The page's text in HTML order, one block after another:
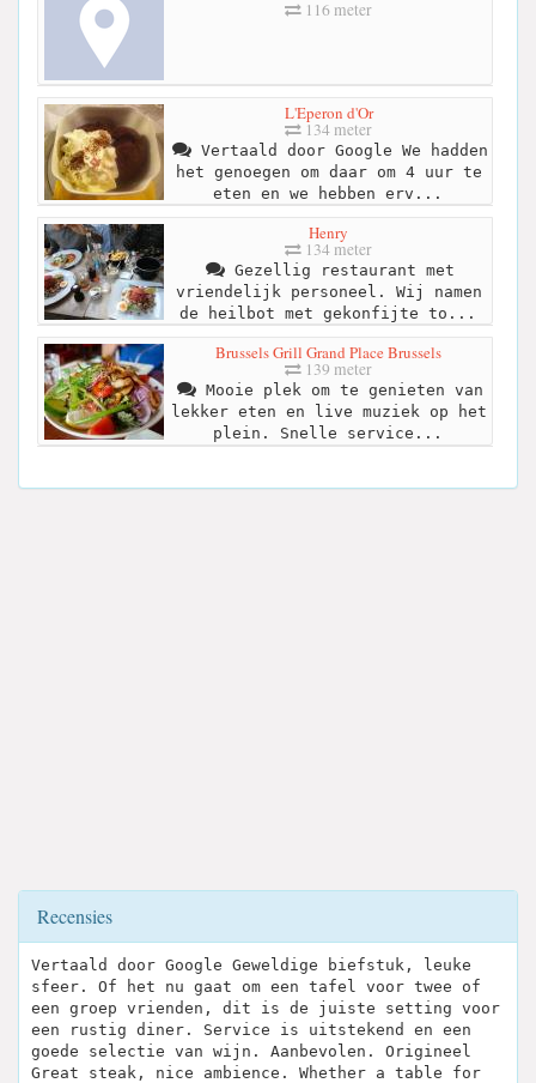
116 meter
L'Eperon d'Or
134 meter
Vertaald door Google We hadden
het genoegen om daar om 4 uur te
eten en we hebben erv...
Henry
134 meter
Gezellig restaurant met
vriendelijk personeel. Wij namen
de heilbot met gekonfijte to...
Brussels Grill Grand Place Brussels
139 meter
Mooie plek om te genieten van
lekker eten en live muziek op het
plein. Snelle service...
Recensies
Vertaald door Google Geweldige biefstuk, leuke
sfeer. Of het nu gaat om een ​​tafel voor twee of
een groep vrienden, dit is de juiste setting voor
een rustig diner. Service is uitstekend en een
goede selectie van wijn. Aanbevolen. Origineel
Great steak, nice ambience. Whether a table for